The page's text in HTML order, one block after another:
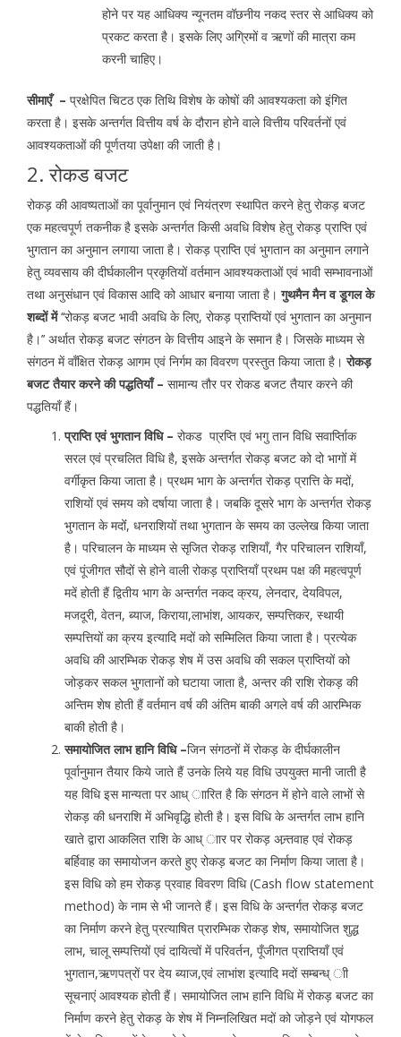
होने पर यह आधिक्य न्यूनतम वॉछनीय नकद स्तर से आधिक्य को
प्रकट करता है। इसके लिए अग्रिमों व ऋणों की मात्रा कम
करनी चाहिए।
सीमाएँ – प्रक्षेपित चिटठ एक तिथि विशेष के कोषों की आवश्यकता को इंगित
करता है। इसके अन्तर्गत वित्तीय वर्ष के दौरान होने वाले वित्तीय परिवर्तनों एवं
आवश्यकताओं की पूर्णतया उपेक्षा की जाती है।
2. रोकड बजट
रोकड़ की आवष्यताओं का पूर्वानुमान एवं नियंत्रण स्थापित करने हेतु रोकड़ बजट
एक महत्वपूर्ण तकनीक है इसके अन्तर्गत किसी अवधि विशेष हेतु रोकड़ प्राप्ति एवं
भुगतान का अनुमान लगाया जाता है। रोकड़ प्राप्ति एवं भुगतान का अनुमान लगाने
हेतु व्यवसाय की दीर्घकालीन प्रकृतियों वर्तमान आवश्यकताओं एवं भावी सम्भावनाओं
तथा अनुसंधान एवं विकास आदि को आधार बनाया जाता है।गुथमैन मैन व डूगल के
शब्दों में‘‘रोकड़ बजट भावी अवधि के लिए, रोकड़ प्राप्तियों एवं भुगतान का अनुमान
है।’’ अर्थात रोकड़ बजट संगठन के वित्तीय आइने के समान है। जिसके माध्यम से
संगठन में वाँक्षित रोकड़ आगम एवं निर्गम का विवरण प्रस्तुत किया जाता है।रोकड़
बजट तैयार करने की पद्धतियाँ – सामान्य तौर पर रोकड बजट तैयार करने की
पद्धतियाँ हैं।
प्राप्ति एवं भुगतान विधि – रोकड पा्रप्ति एवं भगु तान विधि सवार्प्तिाक
सरल एवं प्रचलित विधि है, इसके अन्तर्गत रोकड़ बजट को दो भागों में
वर्गीकृत किया जाता है। प्रथम भाग के अन्तर्गत रोकड़ प्रात्ति के मदों,
राशियों एवं समय को दर्षाया जाता है। जबकि दूसरे भाग के अन्तर्गत रोकड़
भुगतान के मदोंं, धनराशियों तथा भुगतान के समय का उल्लेख किया जाता
है। परिचालन के माध्यम से सृजित रोकड़ राशियाँ, गैर परिचालन राशियाँ,
एवं पूंजीगत सौदों से होने वाली रोकड़ प्राप्तियाँ प्रथम पक्ष की महत्वपूर्ण
मदें होती हैं द्वितीय भाग के अन्तर्गत नकद क्रय, लेनदार, देयविपल,
मजदूरी, वेतन, ब्याज, किराया,लाभांश, आयकर, सम्पत्तिकर, स्थायी
सम्पत्तियों का क्रय इत्यादि मदों को सम्मिलित किया जाता है। प्रत्येक
अवधि की आरम्भिक रोकड़ शेष में उस अवधि की सकल प्राप्तियों को
जोड़कर सकल भुगतानों को घटाया जाता है, अन्तर की राशि रोकड़ की
अन्तिम शेष होती हैं वर्तमान वर्ष की अंतिम बाकी अगले वर्ष की आरम्भिक
बाकी होती है।
समायोजित लाभ हानि विधि –जिन संगठनों में रोकड़ के दीर्घकालीन
पूर्वानुमान तैयार किये जाते हैं उनके लिये यह विधि उपयुक्त मानी जाती है
यह विधि इस मान्यता पर आध् ाारित है कि संगठन में होने वाले लाभों से
रोकड़ की धनराशि में अभिवृद्धि होती है। इस विधि के अन्तर्गत लाभ हानि
खाते द्वारा आकलित राशि के आध् ाार पर रोकड़ अन्र्तवाह एवं रोकड़
बर्हिवाह का समायोजन करते हुए रोकड़ बजट का निर्माण किया जाता है।
इस विधि को हम रोकड़ प्रवाह विवरण विधि (Cash flow statement
method) के नाम से भी जानते हैं। इस विधि के अन्तर्गत रोकड़ बजट
का निर्माण करने हेतु प्रत्याषित प्रारम्भिक रोकड़ शेष, समायोजित शुद्ध
लाभ, चालू सम्पत्तियों एवं दायित्वों में परिवर्तन, पूँजीगत प्राप्तियॉं एवं
भुगतान,ऋणपत्रों पर देय ब्याज,एवं लाभांश इत्यादि मदों सम्बन्ध् ाी
सूचनाएं आवश्यक होती हैं। समायोजित लाभ हानि विधि में रोकड़ बजट का
निर्माण करने हेतु रोकड़ के शेष में निम्नलिखित मदों को जोड़ने एवं योगफल